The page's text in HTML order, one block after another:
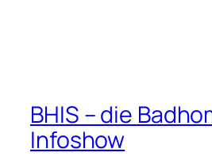
BHIS – die
Infoshow